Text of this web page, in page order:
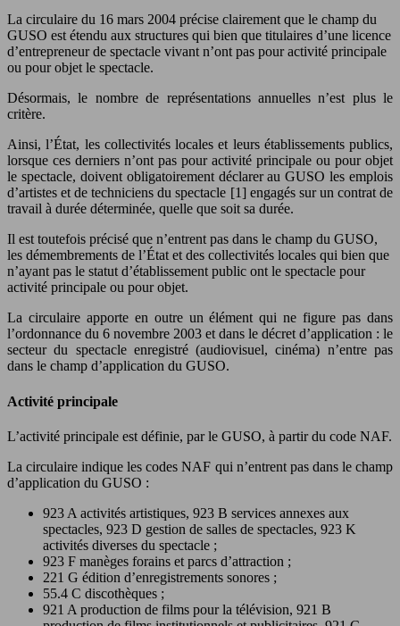
La circulaire du 16 mars 2004 précise clairement que le champ du
GUSO est étendu aux structures qui bien que titulaires d’une licence
d’entrepreneur de spectacle vivant n’ont pas pour activité principale
ou pour objet le spectacle.
Désormais, le nombre de représentations annuelles n’est plus le
critère.
Ainsi, l’État, les collectivités locales et leurs établissements publics,
lorsque ces derniers n’ont pas pour activité principale ou pour objet
le spectacle, doivent obligatoirement déclarer au GUSO les emplois
d’artistes et de techniciens du spectacle [1] engagés sur un contrat de
travail à durée déterminée, quelle que soit sa durée.
Il est toutefois précisé que n’entrent pas dans le champ du GUSO,
les démembrements de l’État et des collectivités locales qui bien que
n’ayant pas le statut d’établissement public ont le spectacle pour
activité principale ou pour objet.
La circulaire apporte en outre un élément qui ne figure pas dans
l’ordonnance du 6 novembre 2003 et dans le décret d’application : le
secteur du spectacle enregistré (audiovisuel, cinéma) n’entre pas
dans le champ d’application du GUSO.
Activité principale
L’activité principale est définie, par le GUSO, à partir du code NAF.
La circulaire indique les codes NAF qui n’entrent pas dans le champ
d’application du GUSO :
923 A activités artistiques, 923 B services annexes aux
spectacles, 923 D gestion de salles de spectacles, 923 K
activités diverses du spectacle ;
923 F manèges forains et parcs d’attraction ;
221 G édition d’enregistrements sonores ;
55.4 C discothèques ;
921 A production de films pour la télévision, 921 B